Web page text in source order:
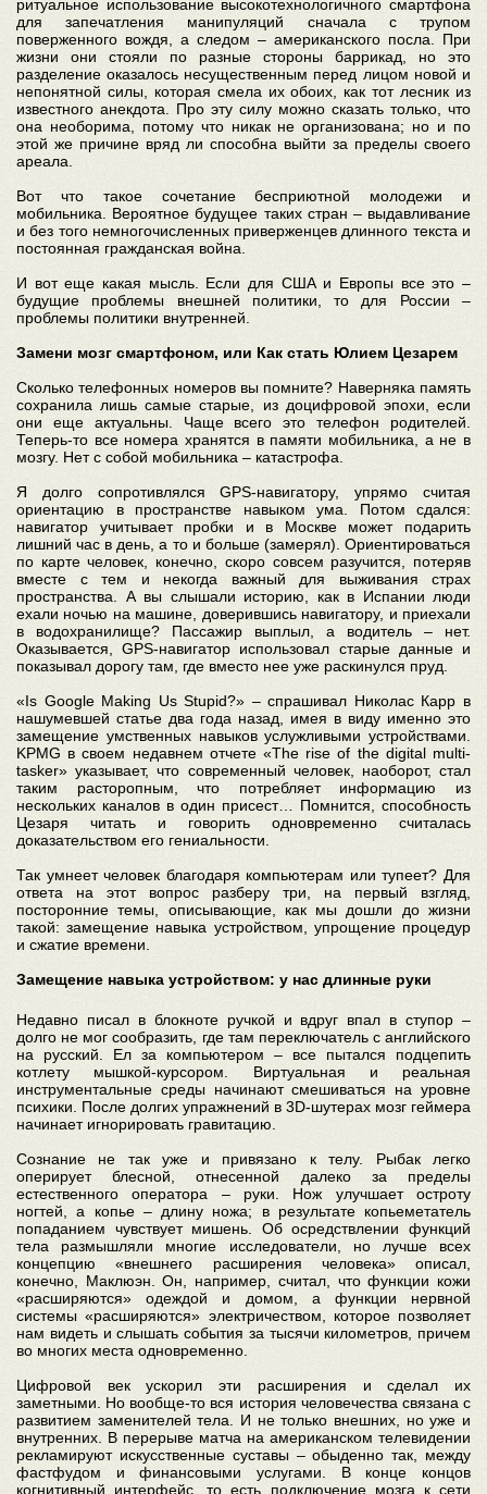
ритуальное использование высокотехнологичного смартфона
для запечатления манипуляций сначала с трупом
поверженного вождя, а следом – американского посла. При
жизни они стояли по разные стороны баррикад, но это
разделение оказалось несущественным перед лицом новой и
непонятной силы, которая смела их обоих, как тот лесник из
известного анекдота. Про эту силу можно сказать только, что
она необорима, потому что никак не организована; но и по
этой же причине вряд ли способна выйти за пределы своего
ареала.
Вот что такое сочетание бесприютной молодежи и
мобильника. Вероятное будущее таких стран – выдавливание
и без того немногочисленных приверженцев длинного текста и
постоянная гражданская война.
И вот еще какая мысль. Если для США и Европы все это –
будущие проблемы внешней политики, то для России –
проблемы политики внутренней.
Замени мозг смартфоном, или Как стать Юлием Цезарем
Сколько телефонных номеров вы помните? Наверняка память
сохранила лишь самые старые, из доцифровой эпохи, если
они еще актуальны. Чаще всего это телефон родителей.
Теперь-то все номера хранятся в памяти мобильника, а не в
мозгу. Нет с собой мобильника – катастрофа.
Я долго сопротивлялся GPS-навигатору, упрямо считая
ориентацию в пространстве навыком ума. Потом сдался:
навигатор учитывает пробки и в Москве может подарить
лишний час в день, а то и больше (замерял). Ориентироваться
по карте человек, конечно, скоро совсем разучится, потеряв
вместе с тем и некогда важный для выживания страх
пространства. А вы слышали историю, как в Испании люди
ехали ночью на машине, доверившись навигатору, и приехали
в водохранилище? Пассажир выплыл, а водитель – нет.
Оказывается, GPS-навигатор использовал старые данные и
показывал дорогу там, где вместо нее уже раскинулся пруд.
«Is Google Making Us Stupid?» – спрашивал Николас Карр в
нашумевшей статье два года назад, имея в виду именно это
замещение умственных навыков услужливыми устройствами.
KPMG в своем недавнем отчете «The rise of the digital multi-
tasker» указывает, что современный человек, наоборот, стал
таким расторопным, что потребляет информацию из
нескольких каналов в один присест… Помнится, способность
Цезаря читать и говорить одновременно считалась
доказательством его гениальности.
Так умнеет человек благодаря компьютерам или тупеет? Для
ответа на этот вопрос разберу три, на первый взгляд,
посторонние темы, описывающие, как мы дошли до жизни
такой: замещение навыка устройством, упрощение процедур
и сжатие времени.
Замещение навыка устройством: у нас длинные руки
Недавно писал в блокноте ручкой и вдруг впал в ступор –
долго не мог сообразить, где там переключатель с английского
на русский. Ел за компьютером – все пытался подцепить
котлету мышкой-курсором. Виртуальная и реальная
инструментальные среды начинают смешиваться на уровне
психики. После долгих упражнений в 3D-шутерах мозг геймера
начинает игнорировать гравитацию.
Сознание не так уже и привязано к телу. Рыбак легко
оперирует блесной, отнесенной далеко за пределы
естественного оператора – руки. Нож улучшает остроту
ногтей, а копье – длину ножа; в результате копьеметатель
попаданием чувствует мишень. Об осредствлении функций
тела размышляли многие исследователи, но лучше всех
концепцию «внешнего расширения человека» описал,
конечно, Маклюэн. Он, например, считал, что функции кожи
«расширяются» одеждой и домом, а функции нервной
системы «расширяются» электричеством, которое позволяет
нам видеть и слышать события за тысячи километров, причем
во многих места одновременно.
Цифровой век ускорил эти расширения и сделал их
заметными. Но вообще-то вся история человечества связана с
развитием заменителей тела. И не только внешних, но уже и
внутренних. В перерыве матча на американском телевидении
рекламируют искусственные суставы – обыденно так, между
фастфудом и финансовыми услугами. В конце концов
когнитивный интерфейс, то есть подключение мозга к сети